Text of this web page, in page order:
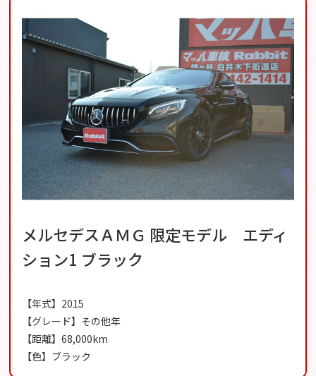
メルセデスＡＭＧ 限定モデル エディ
ション1 ブラック
【年式】2015
【グレード】その他年
【距離】68,000km
【色】ブラック